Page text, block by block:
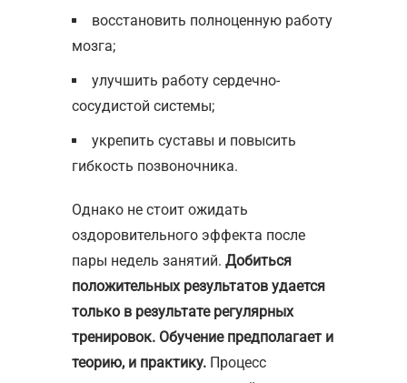
восстановить полноценную работу
мозга;
улучшить работу сердечно-
сосудистой системы;
укрепить суставы и повысить
гибкость позвоночника.
Однако не стоит ожидать
оздоровительного эффекта после
пары недель занятий. Добиться
положительных результатов удается
только в результате регулярных
тренировок. Обучение предполагает и
теорию, и практику. Процесс